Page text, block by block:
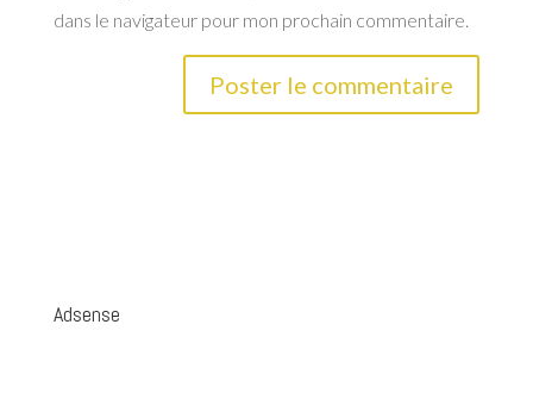
dans le navigateur pour mon prochain commentaire.
Adsense